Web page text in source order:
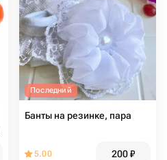
Последний
Банты на резинке, пара
5.00 200₽